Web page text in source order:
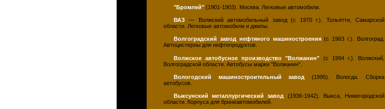
"Бромлей" (1901-1903). Москва. Легковые автомобили.
ВАЗ — Волжский автомобильный завод (с 1970 г.). Тольятти, Самарской
области. Легковые автомобили и джипы.
Волгоградский завод нефтяного машиностроения(с 1963 г.). Волгоград.
Автоцистерны для нефтепродуктов.
Волжское автобусное производство "Волжанин" (с 1994 г.). Волжский,
Волгоградской области. Автобусы марки "Волжанин".
Вологодский машиностроительный завод
(1995). Вологда. Сборка
автобусов.
Выксунский металлургический завод
(1936-1942). Выкса, Нижегородской
области. Корпуса для бронеавтомобилей.